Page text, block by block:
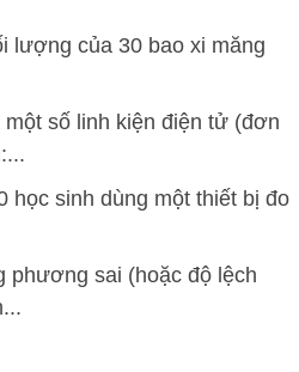
lượng của 30 bao xi măng
một số linh kiện điện tử (đơn
học sinh dùng một thiết bị đo
phương sai (hoặc độ lệch